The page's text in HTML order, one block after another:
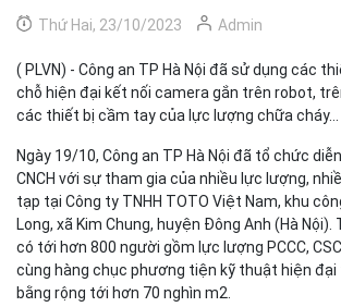
Thứ Hai, 23/10/2023 Admin
( PLVN) - Công an TP Hà Nội đã sử dụng các
chỗ hiện đại kết nối camera gắn trên robot,
các thiết bị cầm tay của lực lượng chữa cháy...
Ngày 19/10, Công an TP Hà Nội đã tổ chức
CNCH với sự tham gia của nhiều lực lượng,
tạp tại Công ty TNHH TOTO Việt Nam, khu
Long, xã Kim Chung, huyện Đông Anh (Hà
có tới hơn 800 người gồm lực lượng PCCC,
cùng hàng chục phương tiện kỹ thuật hiện
bằng rộng tới hơn 70 nghìn m2.